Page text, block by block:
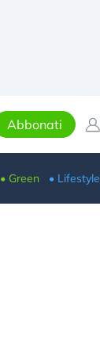
Abbonati
• Green • Lifestyle